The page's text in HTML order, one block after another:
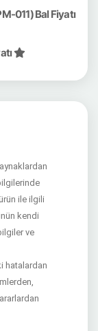
011) Bal Fiyatı
ile ilgili
kendi
ve
hatalardan